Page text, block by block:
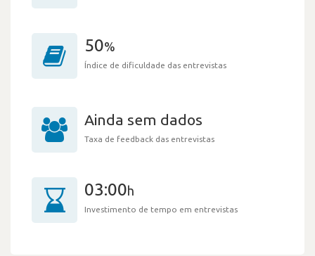
50%
Índice de dificuldade das entrevistas
Ainda sem dados
Taxa de feedback das entrevistas
03:00h
Investimento de tempo em entrevistas